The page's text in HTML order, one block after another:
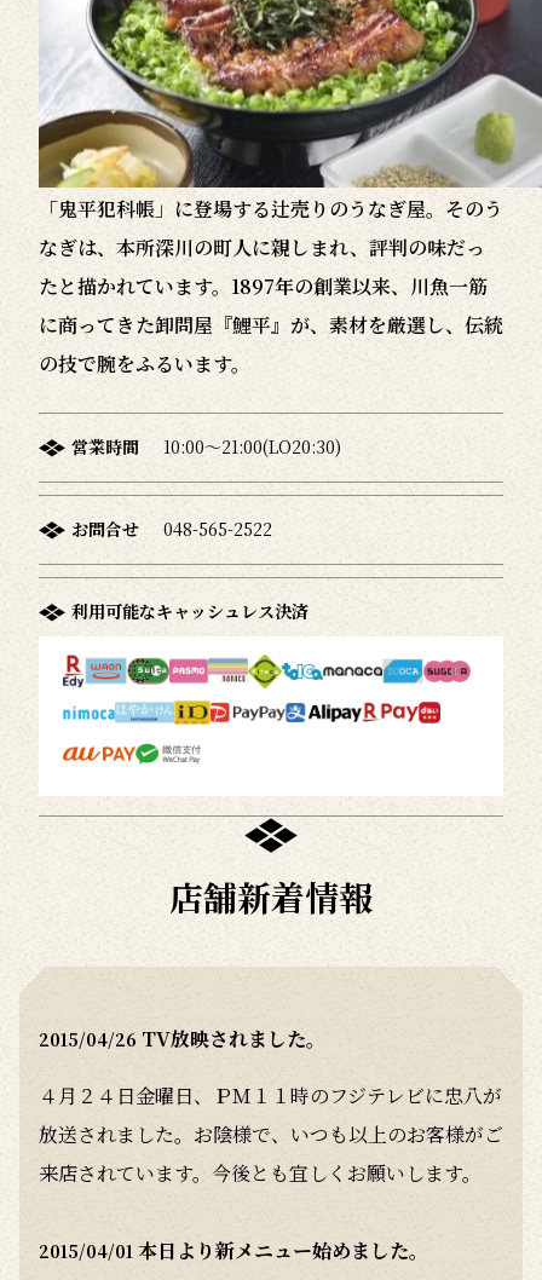
「鬼平犯科帳」に登場する辻売りのうなぎ屋。そのう
なぎは、本所深川の町人に親しまれ、評判の味だっ
たと描かれています。1897年の創業以来、川魚一筋
に商ってきた卸問屋『鯉平』が、素材を厳選し、伝統
の技で腕をふるいます。
営業時間 10:00～21:00(LO20:30)
お問合せ 048-565-2522
利用可能なキャッシュレス決済
店舗新着情報
2015/04/26 TV放映されました。
４月２４日金曜日、ＰＭ１１時のフジテレビに忠八が
放送されました。お陰様で、いつも以上のお客様がご
来店されています。今後とも宜しくお願いします。
2015/04/01 本日より新メニュー始めました。